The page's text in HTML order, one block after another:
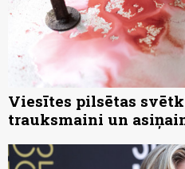
Viesītes pilsētas
trauksmaini un